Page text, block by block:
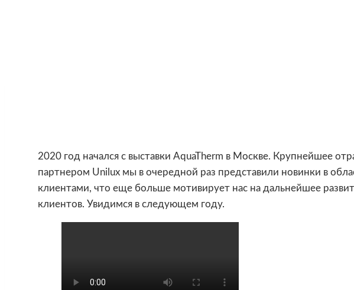
2020 год начался с выставки AquaTherm в Москве. Крупнейшее
партнером Unilux мы в очередной раз представили новинки в
клиентами, что еще больше мотивирует нас на дальнейшее
клиентов. Увидимся в следующем году.